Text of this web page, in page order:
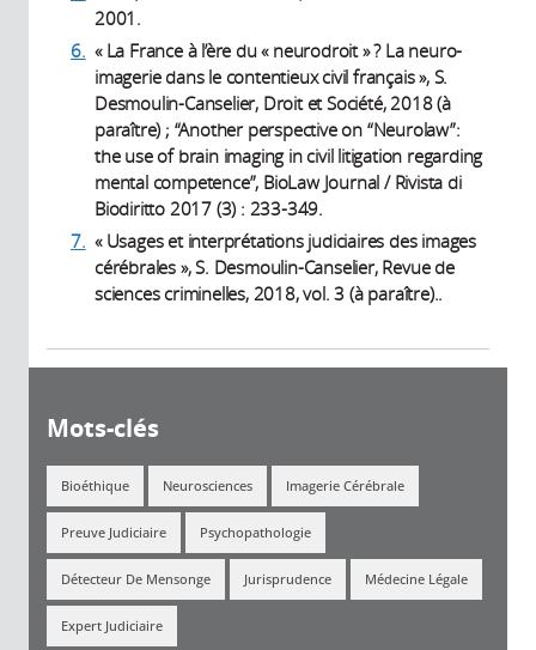
2001.
6. « La France à l’ère du « neurodroit » ? La neuro-
imagerie dans le contentieux civil français », S.
Desmoulin-Canselier, Droit et Société, 2018 (à
paraître) ; “Another perspective on “Neurolaw”:
the use of brain imaging in civil litigation regarding
mental competence”, BioLaw Journal / Rivista di
Biodiritto 2017 (3) : 233-349.
7. « Usages et interprétations judiciaires des images
cérébrales », S. Desmoulin-Canselier, Revue de
sciences criminelles, 2018, vol. 3 (à paraître)..
Mots-clés
Bioéthique Neurosciences Imagerie Cérébrale
Preuve Judiciaire Psychopathologie
Détecteur De Mensonge Jurisprudence Médecine Légale
Expert Judiciaire